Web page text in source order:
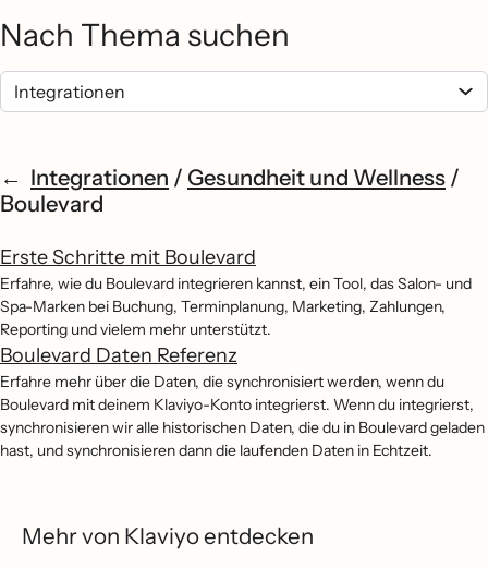
Nach Thema suchen
Integrationen / Gesundheit und Wellness /
Boulevard
Erste Schritte mit Boulevard
Erfahre, wie du Boulevard integrieren kannst, ein Tool, das Salon- und
Spa-Marken bei Buchung, Terminplanung, Marketing, Zahlungen,
Reporting und vielem mehr unterstützt.
Boulevard Daten Referenz
Erfahre mehr über die Daten, die synchronisiert werden, wenn du
Boulevard mit deinem Klaviyo-Konto integrierst. Wenn du integrierst,
synchronisieren wir alle historischen Daten, die du in Boulevard geladen
hast, und synchronisieren dann die laufenden Daten in Echtzeit.
Mehr von Klaviyo entdecken